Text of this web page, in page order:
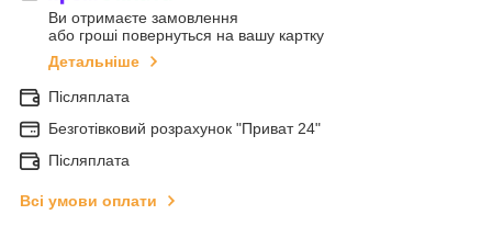
Ви отримаєте замовлення
або гроші повернуться на вашу картку
Детальніше
Післяплата
Безготівковий розрахунок "Приват 24"
Післяплата
Всі умови оплати